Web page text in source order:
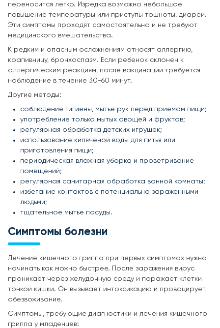
переносится легко. Изредка возможно небольшое
повышение температуры или приступы тошноты, диареи.
Эти симптомы проходят самостоятельно и не требуют
медицинского вмешательства.
К редким и опасным осложнениям относят аллергию,
крапивницу, бронхоспазм. Если ребенок склонен к
аллергическим реакциям, после вакцинации требуется
наблюдение в течение 30-60 минут.
Другие методы:
соблюдение гигиены, мытье рук перед приемом пищи;
употребление только мытых овощей и фруктов;
регулярная обработка детских игрушек;
использование кипяченой воды для питья или
приготовления пищи;
периодическая влажная уборка и проветривание
помещений;
регулярная санитарная обработка ванной комнаты;
избегание контактов с потенциально зараженными
людьми;
тщательное мытье посуды.
Симптомы болезни
Лечение кишечного гриппа при первых симптомах нужно
начинать как можно быстрее. После заражения вирус
проникает через желудочную среду и поражает клетки
тонкой кишки. Он вызывает интоксикацию и провоцирует
обезвоживание.
Симптомы, требующие диагностики и лечения кишечного
гриппа у младенцев: